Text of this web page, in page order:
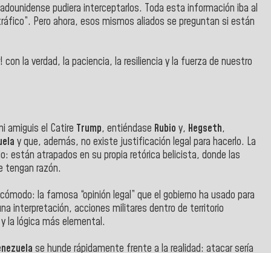
pudiera interceptarlos. Toda esta información iba al
Pero ahora, esos mismos aliados se preguntan si están
con la verdad, la paciencia, la resiliencia y la fuerza de nuestro
amiguis el Catire Trump, entiéndase Rubio y, Hegseth,
y que, además, no existe justificación legal para hacerlo. La
están atrapados en su propia retórica belicista, donde las
tengan razón.
la famosa “opinión legal” que el gobierno ha usado para
interpretación, acciones militares dentro de territorio
la lógica más elemental.
se hunde rápidamente frente a la realidad: atacar sería